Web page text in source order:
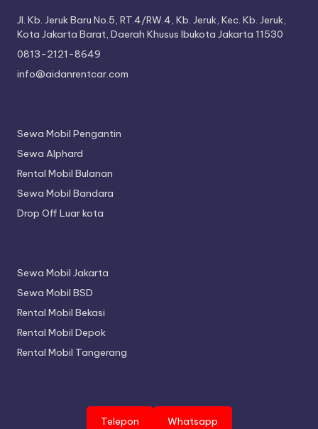
Jl. Kb. Jeruk Baru No.5, RT.4/RW.4, Kb. Jeruk, Kec. Kb. Jeruk,
Kota Jakarta Barat, Daerah Khusus Ibukota Jakarta 11530
0813-2121-8649
info@aidanrentcar.com
Sewa Mobil Pengantin
Sewa Alphard
Rental Mobil Bulanan
Sewa Mobil Bandara
Drop Off Luar kota
Sewa Mobil Jakarta
Sewa Mobil BSD
Rental Mobil Bekasi
Rental Mobil Depok
Rental Mobil Tangerang
Copyright 2026 —Aidan Rentcar. All rights reserved.
Telepon Whatsapp